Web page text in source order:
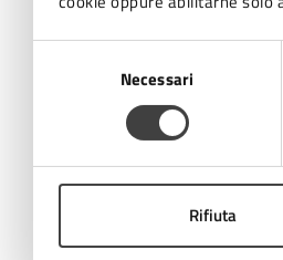
Necessari
Rifiuta
di